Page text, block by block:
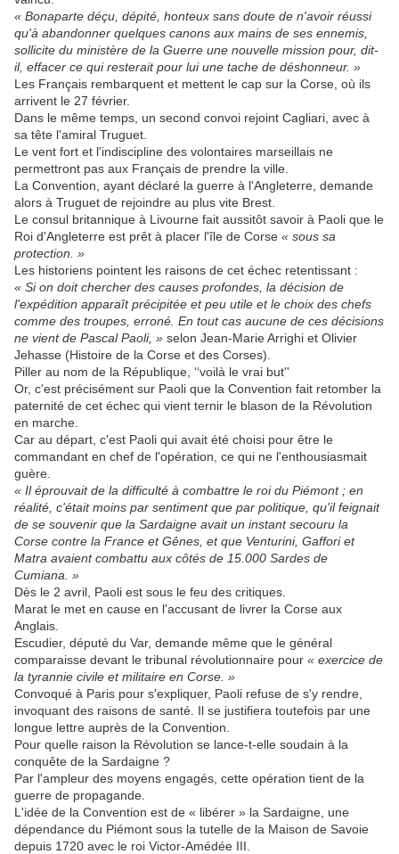
« Bonaparte déçu, dépité, honteux sans doute de n'avoir réussi
qu'à abandonner quelques canons aux mains de ses ennemis,
sollicite du ministère de la Guerre une nouvelle mission pour, dit-
il, effacer ce qui resterait pour lui une tache de déshonneur. »
Les Français rembarquent et mettent le cap sur la Corse, où ils
arrivent le 27 février.
Dans le même temps, un second convoi rejoint Cagliari, avec à
sa tête l'amiral Truguet.
Le vent fort et l'indiscipline des volontaires marseillais ne
permettront pas aux Français de prendre la ville.
La Convention, ayant déclaré la guerre à l'Angleterre, demande
alors à Truguet de rejoindre au plus vite Brest.
Le consul britannique à Livourne fait aussitôt savoir à Paoli que le
Roi d'Angleterre est prêt à placer l'île de Corse « sous sa
protection. »
Les historiens pointent les raisons de cet échec retentissant :
« Si on doit chercher des causes profondes, la décision de
l'expédition apparaît précipitée et peu utile et le choix des chefs
comme des troupes, erroné. En tout cas aucune de ces décisions
ne vient de Pascal Paoli, » selon Jean-Marie Arrighi et Olivier
Jehasse (Histoire de la Corse et des Corses).
Piller au nom de la République, ‘‘voilà le vrai but''
Or, c'est précisément sur Paoli que la Convention fait retomber la
paternité de cet échec qui vient ternir le blason de la Révolution
en marche.
Car au départ, c'est Paoli qui avait été choisi pour être le
commandant en chef de l'opération, ce qui ne l'enthousiasmait
guère.
« Il éprouvait de la difficulté à combattre le roi du Piémont ; en
réalité, c'était moins par sentiment que par politique, qu'il feignait
de se souvenir que la Sardaigne avait un instant secouru la
Corse contre la France et Gênes, et que Venturini, Gaffori et
Matra avaient combattu aux côtés de 15.000 Sardes de
Cumiana. »
Dès le 2 avril, Paoli est sous le feu des critiques.
Marat le met en cause en l'accusant de livrer la Corse aux
Anglais.
Escudier, député du Var, demande même que le général
comparaisse devant le tribunal révolutionnaire pour « exercice de
la tyrannie civile et militaire en Corse. »
Convoqué à Paris pour s'expliquer, Paoli refuse de s'y rendre,
invoquant des raisons de santé. Il se justifiera toutefois par une
longue lettre auprès de la Convention.
Pour quelle raison la Révolution se lance-t-elle soudain à la
conquête de la Sardaigne ?
Par l'ampleur des moyens engagés, cette opération tient de la
guerre de propagande.
L'idée de la Convention est de « libérer » la Sardaigne, une
dépendance du Piémont sous la tutelle de la Maison de Savoie
depuis 1720 avec le roi Victor-Amédée III.